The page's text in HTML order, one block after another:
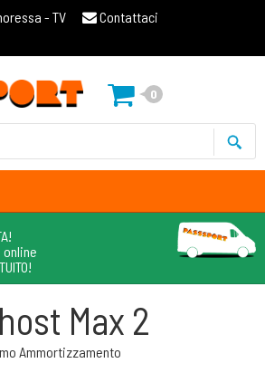
- TV
Contattaci
0
online
Max 2
Ammortizzamento